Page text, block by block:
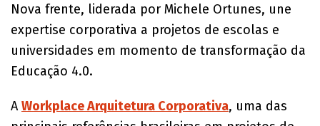
Nova frente, liderada por Michele Ortunes, une
expertise corporativa a projetos de escolas e
universidades em momento de transformação da
Educação 4.0.
A Workplace Arquitetura Corporativa, uma das